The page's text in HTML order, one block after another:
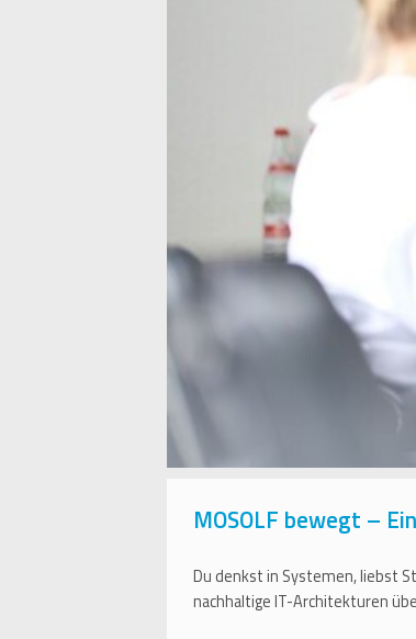
MOSOLF bewegt –
Du denkst in Systemen, liebst
nachhaltige IT-Architekturen